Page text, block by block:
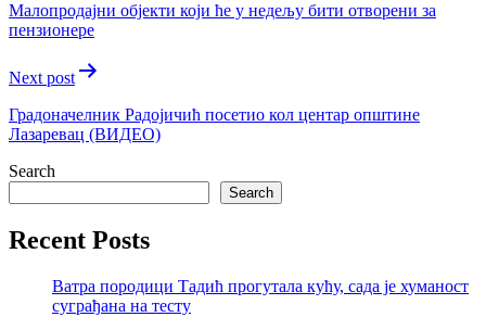
Малопродајни објекти који ће у недељу бити отворени за
пензионере
Next post
Градоначелник Радојичић посетио кол центар општине
Лазаревац (ВИДЕО)
Search
Search
Recent Posts
Ватра породици Тадић прогутала кућу, сада је хуманост
суграђана на тесту